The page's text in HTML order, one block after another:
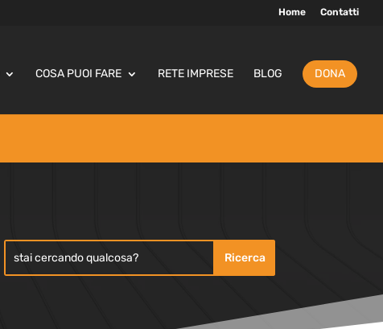
Home Contatti
COSA PUOI FARE RETE IMPRESE BLOG DONA